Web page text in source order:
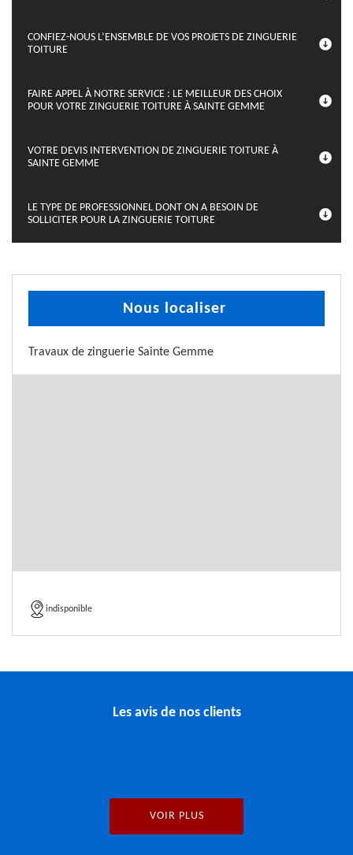
CONFIEZ-NOUS L’ENSEMBLE DE VOS PROJETS DE ZINGUERIE
TOITURE
FAIRE APPEL À NOTRE SERVICE : LE MEILLEUR DES CHOIX
POUR VOTRE ZINGUERIE TOITURE À SAINTE GEMME
VOTRE DEVIS INTERVENTION DE ZINGUERIE TOITURE À
SAINTE GEMME
LE TYPE DE PROFESSIONNEL DONT ON A BESOIN DE
SOLLICITER POUR LA ZINGUERIE TOITURE
Nous localiser
Travaux de zinguerie Sainte Gemme
indisponible
Les avis de nos clients
VOIR PLUS